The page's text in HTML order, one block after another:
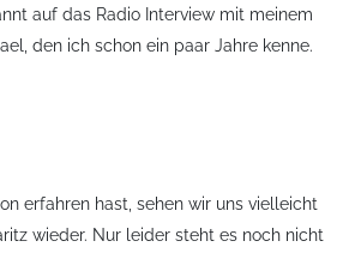
auf das Radio Interview mit meinem
den ich schon ein paar Jahre kenne.
erfahren hast, sehen wir uns vielleicht
wieder. Nur leider steht es noch nicht